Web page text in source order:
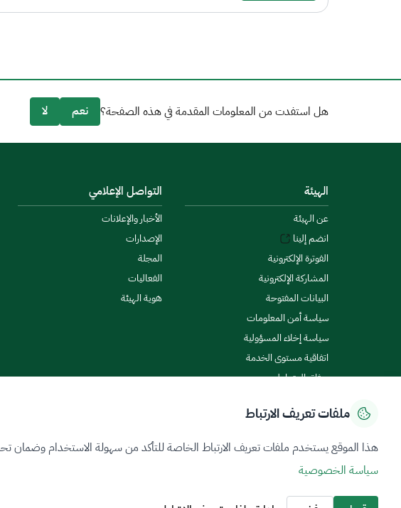
هل استفدت من المعلومات المقدمة في هذه الصفحة؟ نعم لا
الهيئة
عن الهيئة
انضم إلينا
الفوترة الإلكترونية
المشاركة الإلكترونية
البيانات المفتوحة
سياسة أمن المعلومات
سياسة إخلاء المسؤولية
اتفاقية مستوى الخدمة
ميثاق المتعاملين
التواصل الإعلامي
الأخبار والإعلانات
الإصدارات
المجلة
الفعاليات
هوية الهيئة
جميع الحقوق محفوظة 2026 © ZATCA.GOV.SA
ملفات تعريف الارتباط
هذا الموقع يستخدم ملفات تعريف الارتباط الخاصة للتأكد من سهولة الاستخدام وضمان
سياسة الخصوصية